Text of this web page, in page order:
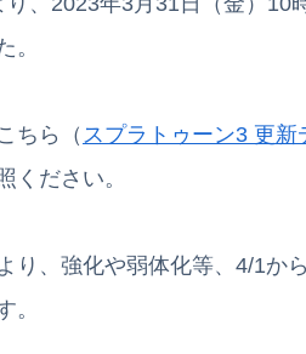
。
ちら（ スプラトゥーン3 更新
ください。
り、強化や弱体化等、4/1か
。